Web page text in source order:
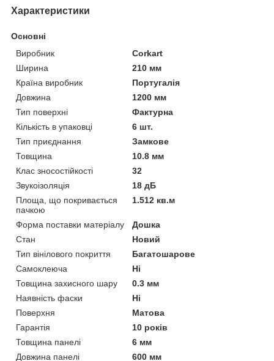
Характеристики
Основні
Виробник
Corkart
Ширина
210 мм
Країна виробник
Португалія
Довжина
1200 мм
Тип поверхні
Фактурна
Кількість в упаковці
6 шт.
Тип приєднання
Замкове
Товщина
10.8 мм
Клас зносостійкості
32
Звукоізоляція
18 дБ
Площа, що покривається
пачкою
1.512 кв.м
Форма поставки матеріалу
Дошка
Стан
Новий
Тип вінілового покриття
Багатошарове
Самоклеюча
Ні
Товщина захисного шару
0.3 мм
Наявність фаски
Ні
Поверхня
Матова
Гарантія
10 років
Товщина панелі
6 мм
Довжина панелі
600 мм